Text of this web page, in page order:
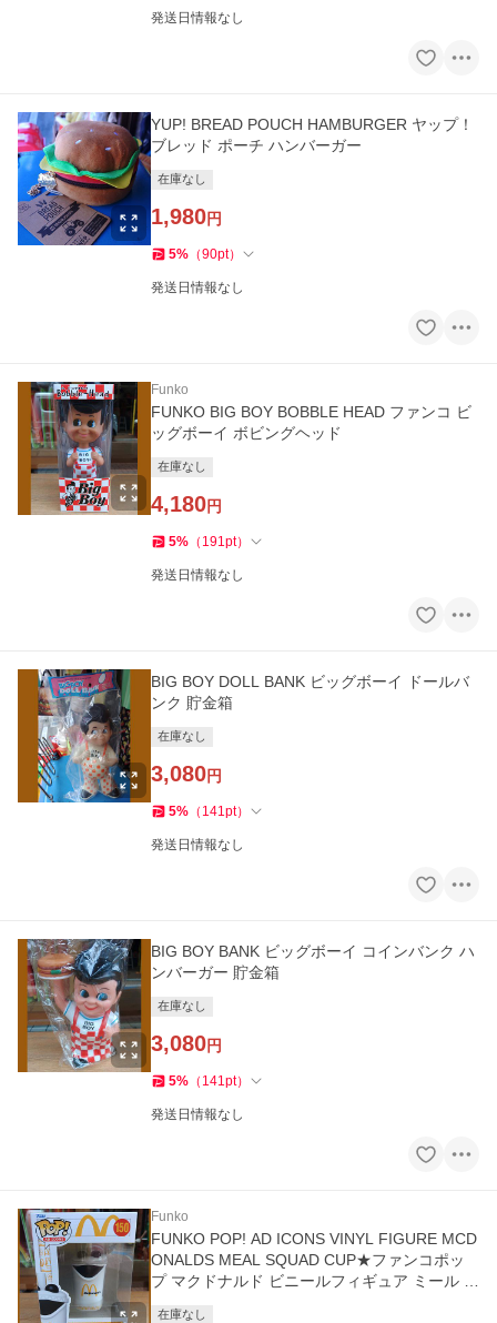
発送日情報なし
YUP! BREAD POUCH HAMBURGER ヤップ！
ブレッド ポーチ ハンバーガー
在庫なし
1,980円
5% （90pt）
発送日情報なし
Funko
FUNKO BIG BOY BOBBLE HEAD ファンコ ビ
ッグボーイ ボビングヘッド
在庫なし
4,180円
5% （ 191pt）
発送日情報なし
BIG BOY DOLL BANK ビッグボーイ ドールバ
ンク 貯金箱
在庫なし
3,080円
5% （ 141pt）
発送日情報なし
BIG BOY BANK ビッグボーイ コインバンク ハ
ンバーガー 貯金箱
在庫なし
3,080円
5% （ 141pt）
発送日情報なし
Funko
FUNKO POP! AD ICONS VINYL FIGURE MCD
ONALDS MEAL SQUAD CUP★ファンコポッ
プ マクドナルド ビニールフィギュア ミール ス
在庫なし